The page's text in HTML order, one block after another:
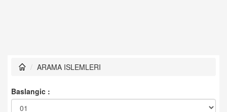
ARAMA ISLEMLERI
Baslangic :